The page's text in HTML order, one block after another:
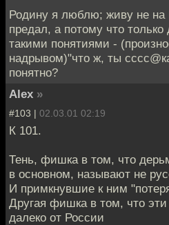
Родину я люблю; живу не на
предал, а потому что
такими понятиями -
надрывом)"что ж, ты
понятно?
Alex »
#103 | 02.03.01 02:19
К 101.
Тень, фишка в том, что
в основном, называют не
И примкнувшие к ним
Другая фишка в том, что
далеко от России